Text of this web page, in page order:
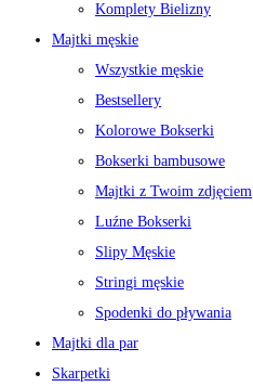
Komplety Bielizny
Majtki męskie
Wszystkie męskie
Bestsellery
Kolorowe Bokserki
Bokserki bambusowe
Majtki z Twoim zdjęciem
Luźne Bokserki
Slipy Męskie
Stringi męskie
Spodenki do pływania
Majtki dla par
Skarpetki